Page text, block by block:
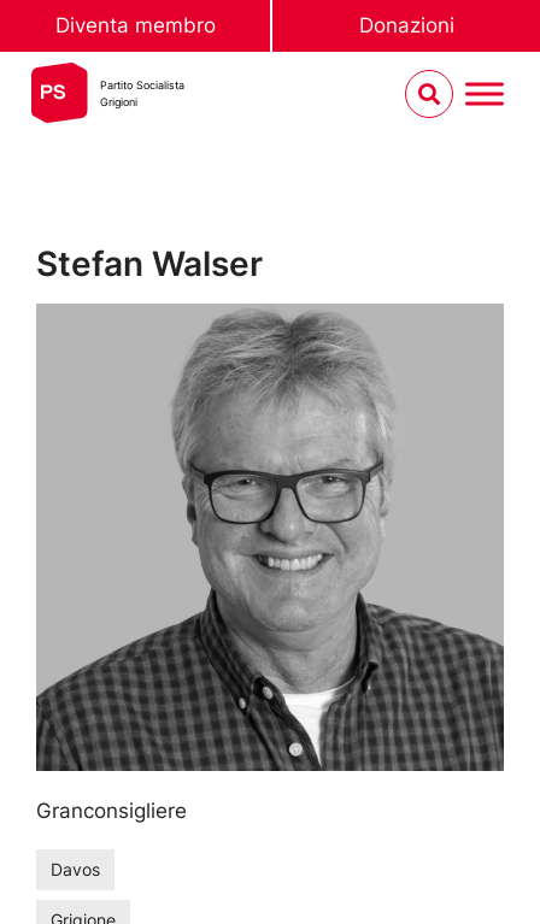
Diventa membro Donazioni
Partito Socialista
Grigioni
Stefan Walser
Granconsigliere
Davos